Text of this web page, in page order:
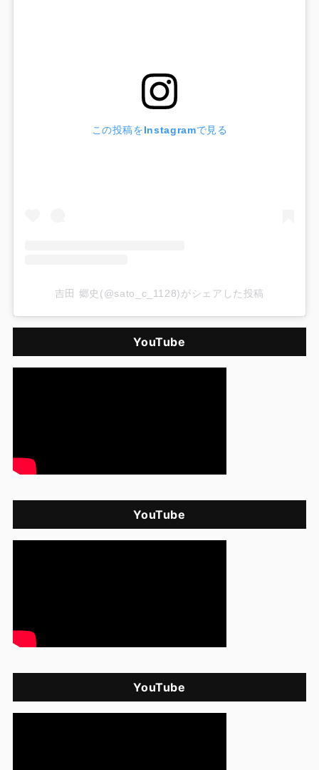
この投稿をInstagramで見る
吉田 郷史(@sato_c_1128)がシェアした投稿
YouTube
YouTube
YouTube